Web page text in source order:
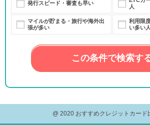
発行スピード・審査も早い
人
マイルが貯まる・旅行や海外出
張が多い
利用限
い多い人
この条件で検索す
@ 2020 おすすめクレジットカード